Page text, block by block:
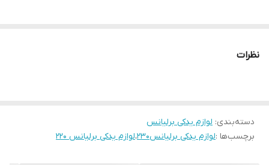
نظرات
دسته‌بندی: لوازم یدکی برلیانس
برچسب‌ها :لوازم یدکی برلیانس۲۳۰ ،لوازم یدکی برلیانس ۲۲۰